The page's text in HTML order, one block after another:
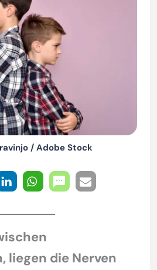
/ Adobe Stock
liegen die Nerven